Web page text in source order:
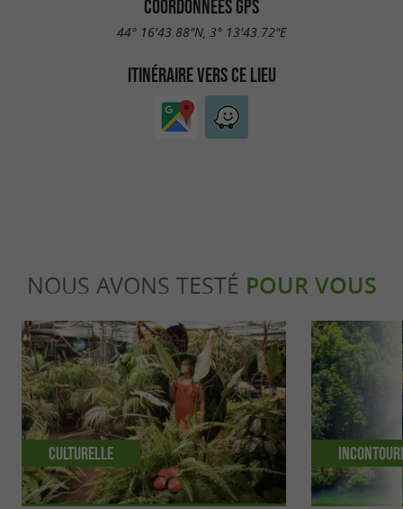
COORDONNÉES GPS
44° 16'43.88"N, 3° 13'43.72"E
ITINÉRAIRE VERS CE LIEU
NOUS AVONS TESTÉ POUR VOUS
Culturelle